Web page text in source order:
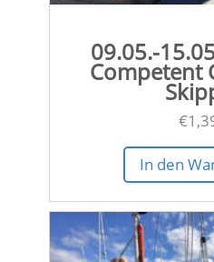
09.05.-
Competent
€
In den